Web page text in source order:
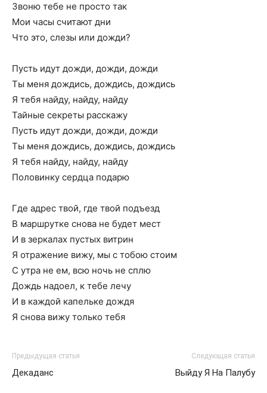
Звоню тебе не просто так
Мои часы считают дни
Что это, слезы или дожди?
Пусть идут дожди, дожди, дожди
Ты меня дождись, дождись, дождись
Я тебя найду, найду, найду
Тайные секреты расскажу
Пусть идут дожди, дожди, дожди
Ты меня дождись, дождись, дождись
Я тебя найду, найду, найду
Половинку сердца подарю
Где адрес твой, где твой подъезд
В маршрутке снова не будет мест
И в зеркалах пустых витрин
Я отражение вижу, мы с тобою стоим
С утра не ем, всю ночь не сплю
Дождь надоел, к тебе лечу
И в каждой капельке дождя
Я снова вижу только тебя
Предыдущая статья
Декаданс
Следующая статья
Выйду Я На Палубу